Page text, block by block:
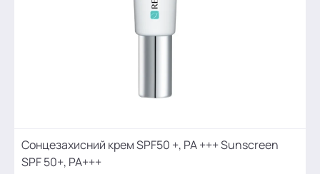
Сонцезахисний крем SPF50 +, PA +++ Sunscreen
SPF 50+, PA+++